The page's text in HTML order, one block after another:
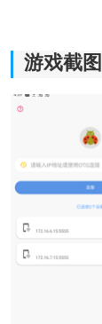
甲壳虫助手
1、设备信息
打开软件后
内存占用、
游戏截图